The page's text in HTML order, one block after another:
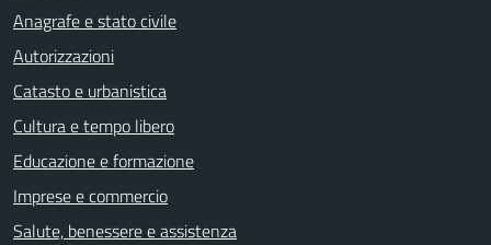
Anagrafe e stato civile
Autorizzazioni
Catasto e urbanistica
Cultura e tempo libero
Educazione e formazione
Imprese e commercio
Salute, benessere e assistenza